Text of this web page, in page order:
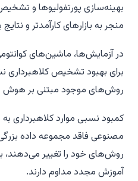
بهینه‌سازی پورتفولیوها و
منجر به بازارهای کارآمدتر و
در آزمایش‌ها، ماشین‌های
برای بهبود تشخیص کلاهبرداری
روش‌های موجود مبتنی بر هوش
کمبود نسبی موارد
مصنوعی فاقد مجموعه داده
روش‌های خود را تغییر می‌دهند،
آموزش مجدد مداوم دارند.